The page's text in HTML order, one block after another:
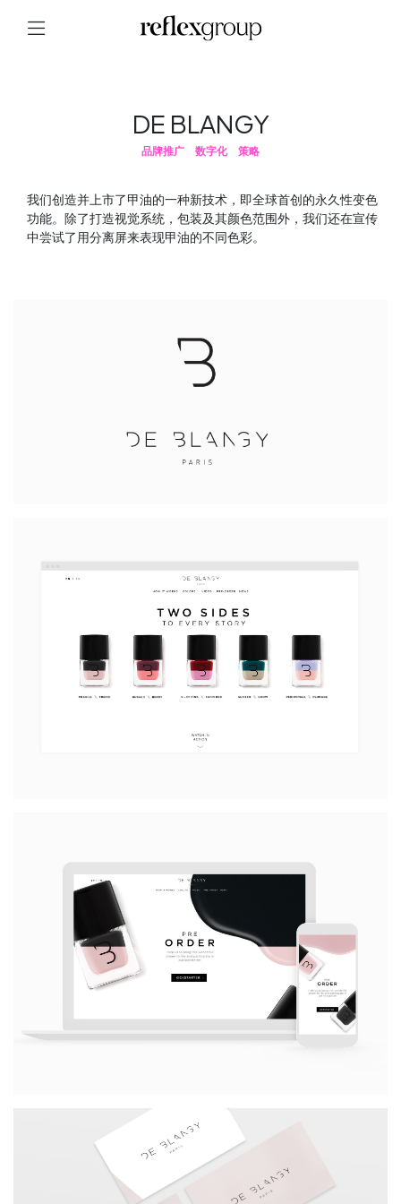
DE BLANGY
品牌推广 数字化 策略
我们创造并上市了甲油的一种新技术，即全球首创的永久性变色
功能。除了打造视觉系统，包装及其颜色范围外，我们还在宣传
中尝试了用分离屏来表现甲油的不同色彩。